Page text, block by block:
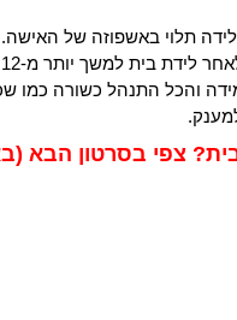
תלוי באשפוזה של האישה.
והכל התנהל כשורה כמו
צפי בסרטון הבא